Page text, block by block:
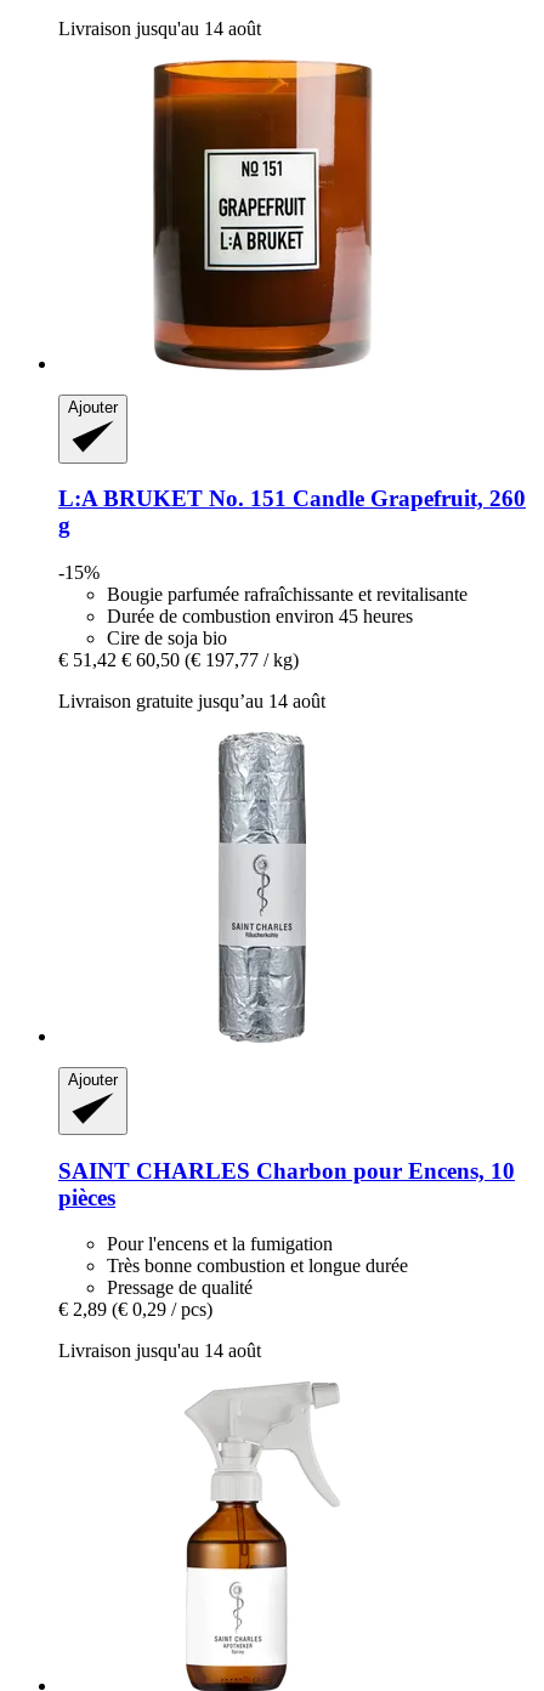
Livraison jusqu'au 14 août
Ajouter
L:A BRUKET No. 151 Candle Grapefruit, 260
g
-15%
Bougie parfumée rafraîchissante et revitalisante
Durée de combustion environ 45 heures
Cire de soja bio
€ 51,42 € 60,50 (€ 197,77 / kg)
Livraison gratuite jusqu’au 14 août
Ajouter
SAINT CHARLES Charbon pour Encens, 10
pièces
Pour l'encens et la fumigation
Très bonne combustion et longue durée
Pressage de qualité
€ 2,89 (€ 0,29 / pcs)
Livraison jusqu'au 14 août